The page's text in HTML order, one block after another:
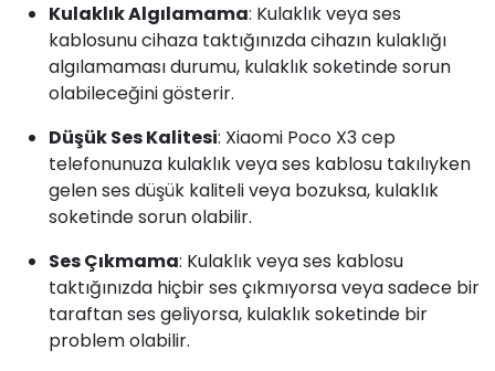
Kulaklık Algılamama: Kulaklık veya ses
kablosunu cihaza taktığınızda cihazın kulaklığı
algılamaması durumu, kulaklık soketinde sorun
olabileceğini gösterir.
Düşük Ses Kalitesi: Xiaomi Poco X3 cep
telefonunuza kulaklık veya ses kablosu takılıyken
gelen ses düşük kaliteli veya bozuksa, kulaklık
soketinde sorun olabilir.
Ses Çıkmama: Kulaklık veya ses kablosu
taktığınızda hiçbir ses çıkmıyorsa veya sadece bir
taraftan ses geliyorsa, kulaklık soketinde bir
problem olabilir.